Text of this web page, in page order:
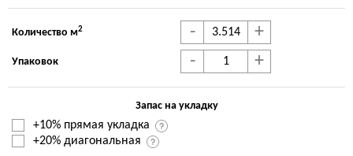
Количество м2 - +
Упаковок - +
Запас на укладку
+10% прямая укладка
+20% диагональная